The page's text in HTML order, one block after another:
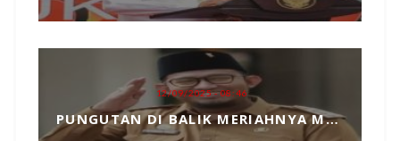
12/09/2025 - 08:46
PUNGUTAN DI BALIK MERIAHNYA MADURA CULTURE FESTIVAL 2025 RP739 JUTA DAN PENGKHIANATAN TERHADAP BUPATI FAUZI